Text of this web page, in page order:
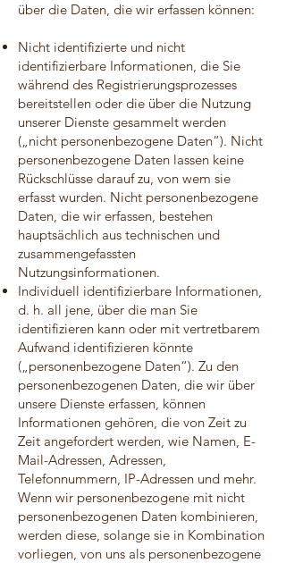
über die Daten, die wir erfassen können:
Nicht identifizierte und nicht
identifizierbare Informationen, die Sie
während des Registrierungsprozesses
bereitstellen oder die über die Nutzung
unserer Dienste gesammelt werden
(„nicht personenbezogene Daten“). Nicht
personenbezogene Daten lassen keine
Rückschlüsse darauf zu, von wem sie
erfasst wurden. Nicht personenbezogene
Daten, die wir erfassen, bestehen
hauptsächlich aus technischen und
zusammengefassten
Nutzungsinformationen.
Individuell identifizierbare Informationen,
d. h. all jene, über die man Sie
identifizieren kann oder mit vertretbarem
Aufwand identifizieren könnte
(„personenbezogene Daten“). Zu den
personenbezogenen Daten, die wir über
unsere Dienste erfassen, können
Informationen gehören, die von Zeit zu
Zeit angefordert werden, wie Namen, E-
Mail-Adressen, Adressen,
Telefonnummern, IP-Adressen und mehr.
Wenn wir personenbezogene mit nicht
personenbezogenen Daten kombinieren,
werden diese, solange sie in Kombination
vorliegen, von uns als personenbezogene